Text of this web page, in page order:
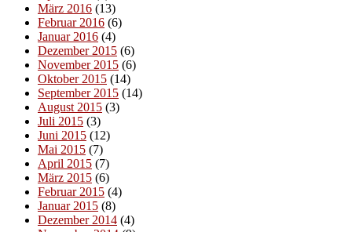
März 2016 (13)
Februar 2016 (6)
Januar 2016 (4)
Dezember 2015 (6)
November 2015 (6)
Oktober 2015 (14)
September 2015 (14)
August 2015 (3)
Juli 2015 (3)
Juni 2015 (12)
Mai 2015 (7)
April 2015 (7)
März 2015 (6)
Februar 2015 (4)
Januar 2015 (8)
Dezember 2014 (4)